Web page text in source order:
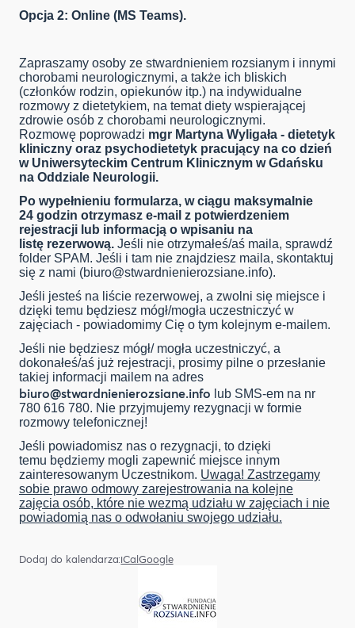
Opcja 2: Online (MS Teams).
Zapraszamy osoby ze stwardnieniem rozsianym i innymi
chorobami neurologicznymi, a także ich bliskich
(członków rodzin, opiekunów itp.) na indywidualne
rozmowy z dietetykiem, na temat diety wspierającej
zdrowie osób z chorobami neurologicznymi.
Rozmowę poprowadzi mgr Martyna Wyligała - dietetyk
kliniczny oraz psychodietetyk pracujący na co dzień
w Uniwersyteckim Centrum Klinicznym w Gdańsku
na Oddziale Neurologii.
Po wypełnieniu formularza, w ciągu maksymalnie
24 godzin otrzymasz e-mail z potwierdzeniem
rejestracji lub informacją o wpisaniu na
listę rezerwową. Jeśli nie otrzymałeś/aś maila, sprawdź
folder SPAM. Jeśli i tam nie znajdziesz maila, skontaktuj
się z nami (biuro@stwardnienierozsiane.info).
Jeśli jesteś na liście rezerwowej, a zwolni się miejsce i
dzięki temu będziesz mógł/mogła uczestniczyć w
zajęciach - powiadomimy Cię o tym kolejnym e-mailem.
Jeśli nie będziesz mógł/ mogła uczestniczyć, a
dokonałeś/aś już rejestracji, prosimy pilne o przesłanie
takiej informacji mailem na adres
biuro@stwardnienierozsiane.info lub SMS-em na nr
780 616 780. Nie przyjmujemy rezygnacji w formie
rozmowy telefonicznej!
Jeśli powiadomisz nas o rezygnacji, to dzięki
temu będziemy mogli zapewnić miejsce innym
zainteresowanym Uczestnikom. Uwaga! Zastrzegamy
sobie prawo odmowy zarejestrowania na kolejne
zajęcia osób, które nie wezmą udziału w zajęciach i nie
powiadomią nas o odwołaniu swojego udziału.
Dodaj do kalendarza:iCalGoogle